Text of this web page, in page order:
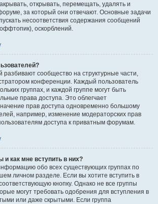
открывать, перемещать, удалять и
за который они отвечают. Основные задачи
несоответствия содержания сообщений
оскорблений.
разбивают сообщество на структурные части,
конференции. Каждый пользователь
группах, и каждой группе могут быть
права доступа. Это облегчает
прав доступа одновременно большому
например, изменение модераторских прав
доступа к приватным форумам.
и как мне вступить в них?
обо всех существующих группах по
личном разделе. Если вы хотите вступить в
кнопку. Однако не все группы
могут требовать одобрения для вступления в
или даже скрытыми. Если группа